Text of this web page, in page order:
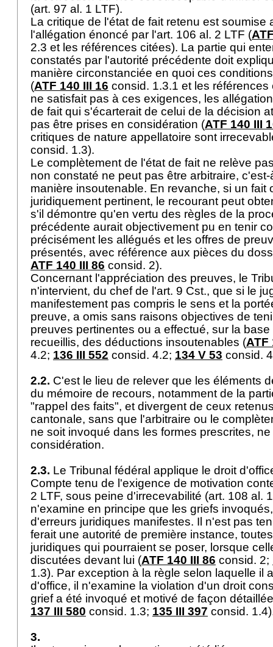
(art. 97 al. 1 LTF).
La critique de l'état de fait retenu est soumise
l'allégation énoncé par l'art. 106 al. 2 LTF (
2.3 et les références citées). La partie qui
constatés par l'autorité précédente doit
manière circonstanciée en quoi ces
(ATF 140 III 16 consid. 1.3.1 et les références
ne satisfait pas à ces exigences, les
de fait qui s'écarterait de celui de la décision
pas être prises en considération (ATF 140 III
critiques de nature appellatoire sont
consid. 1.3).
Le complètement de l'état de fait ne relève
non constaté ne peut pas être arbitraire,
manière insoutenable. En revanche, si un fait
juridiquement pertinent, le recourant peut
s'il démontre qu'en vertu des règles de la
précédente aurait objectivement pu en tenir
précisément les allégués et les offres de
présentés, avec référence aux pièces du
ATF 140 III 86 consid. 2).
Concernant l'appréciation des preuves, le
n'intervient, du chef de l'art. 9 Cst., que si le
manifestement pas compris le sens et la
preuve, a omis sans raisons objectives de
preuves pertinentes ou a effectué, sur la
recueillis, des déductions insoutenables (ATF
4.2; 136 III 552 consid. 4.2; 134 V 53 consid.
2.2. C'est le lieu de relever que les éléments
du mémoire de recours, notamment de la
"rappel des faits", et divergent de ceux
cantonale, sans que l'arbitraire ou le
ne soit invoqué dans les formes prescrites,
considération.
2.3. Le Tribunal fédéral applique le droit
Compte tenu de l'exigence de motivation
2 LTF, sous peine d'irrecevabilité (art. 108 al.
n'examine en principe que les griefs
d'erreurs juridiques manifestes. Il n'est pas
ferait une autorité de première instance,
juridiques qui pourraient se poser, lorsque
discutées devant lui (ATF 140 III 86 consid. 2;
1.3). Par exception à la règle selon laquelle il
d'office, il n'examine la violation d'un droit
grief a été invoqué et motivé de façon
137 III 580 consid. 1.3; 135 III 397 consid.
3.